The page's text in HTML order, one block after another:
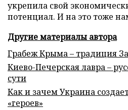
укрепила свой
потенциал. И на это тоже
Другие материалы автора
Грабеж Крыма – традиция
Киево-Печерская лавра –
сути
Как и зачем Украина
«героев»